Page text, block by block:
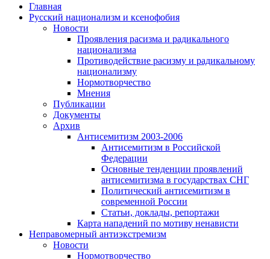
Главная
Русский национализм и ксенофобия
Новости
Проявления расизма и радикального
национализма
Противодействие расизму и радикальному
национализму
Нормотворчество
Мнения
Публикации
Документы
Архив
Антисемитизм 2003-2006
Антисемитизм в Российской
Федерации
Основные тенденции проявлений
антисемитизма в государствах СНГ
Политический антисемитизм в
современной России
Статьи, доклады, репортажи
Карта нападений по мотиву ненависти
Неправомерный антиэкстремизм
Новости
Нормотворчество